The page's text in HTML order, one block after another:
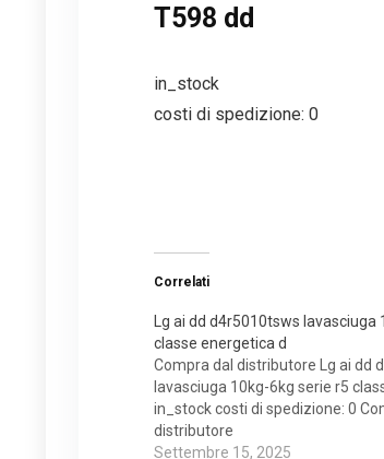
T598 dd
in_stock
costi di spedizione: 0
Correlati
Lg ai dd d4r5010tsws lavasciuga
classe energetica d
Compra dal distributore Lg ai dd
lavasciuga 10kg-6kg serie r5
in_stock costi di spedizione: 0
distributore
Settembre 15, 2025